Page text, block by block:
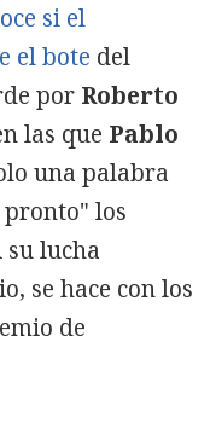
si el
el bote del
por Roberto
las que Pablo
una palabra
los
su lucha
se hace con los
de